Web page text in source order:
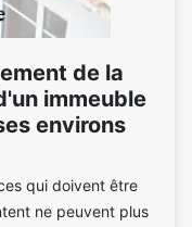
de la
immeuble
environs
qui doivent être
ne peuvent plus